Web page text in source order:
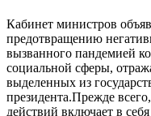
Кабинет министров
предотвращению
вызванного пандемией
социальной сферы,
выделенных из
президента.Прежде
действий включает в